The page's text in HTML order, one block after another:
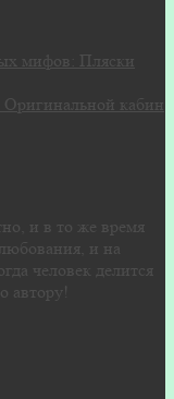
мифов: Пляски
кабин
и в то же время
и на
человек делится
автору!